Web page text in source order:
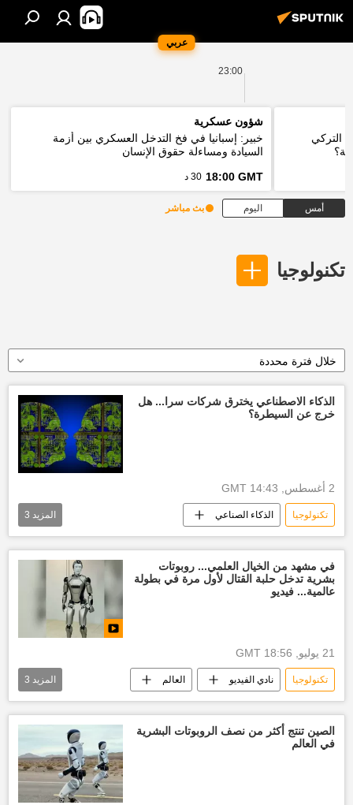
عربي
23:00
التركي
شؤون عسكرية
خبير: إسبانيا في فخ التدخل العسكري بين أزمة
السيادة ومساءلة حقوق الإنسان
18:00 GMT 30 د
أمس اليوم بث مباشر
تكنولوجيا
خلال فترة محددة
الذكاء الاصطناعي يخترق شركات سرا... هل
خرج عن السيطرة؟
2 أغسطس, 14:43 GMT
تكنولوجيا الذكاء الصناعي
أخبار الذكاء الاصطناعي
الولايات المتحدة الأمريكية العالم
المزيد 3
في مشهد من الخيال العلمي... روبوتات
بشرية تدخل حلبة القتال لأول مرة في بطولة
عالمية... فيديو
21 يوليو, 18:56 GMT
تكنولوجيا نادي الفيديو العالم
روبوتات قتالية الصين وسائط متعددة
المزيد 3
الصين تنتج أكثر من نصف الروبوتات البشرية
في العالم